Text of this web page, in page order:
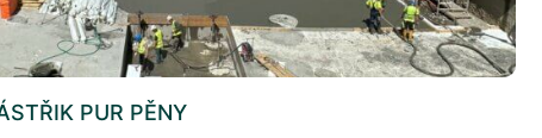
PUR PĚNY